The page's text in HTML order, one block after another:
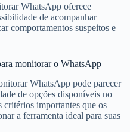
WhatsApp oferece
de acompanhar
comportamentos suspeitos e
monitorar o WhatsApp
WhatsApp pode parecer
de opções disponíveis no
importantes que os
a ferramenta ideal para suas